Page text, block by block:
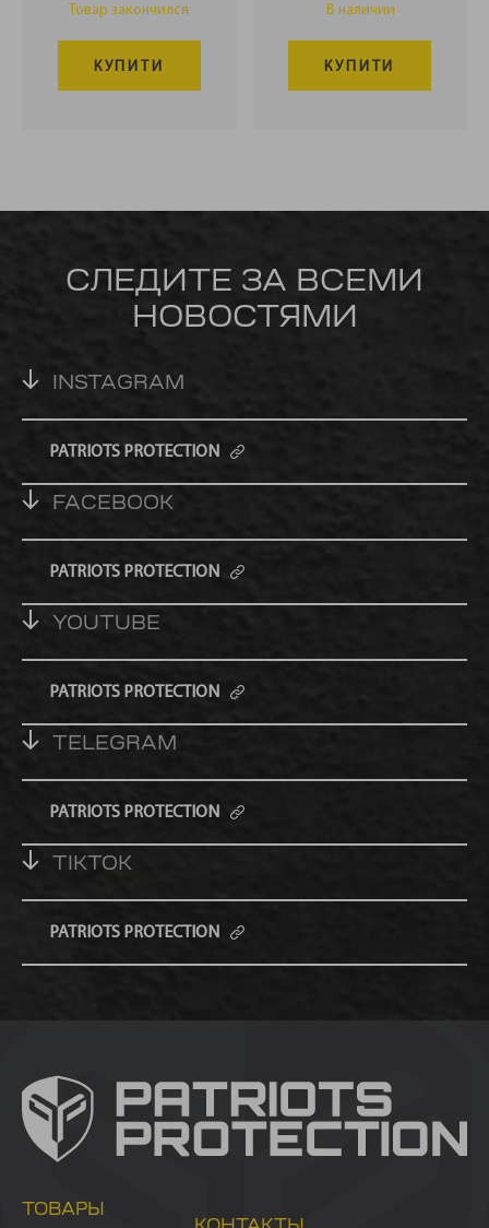
Товар закончился
КУПИТИ
В наличии
КУПИТИ
СЛЕДИТЕ ЗА ВСЕМИ
НОВОСТЯМИ
INSTAGRAM
PATRIOTS PROTECTION
FACEBOOK
PATRIOTS PROTECTION
YOUTUBE
PATRIOTS PROTECTION
TELEGRAM
PATRIOTS PROTECTION
TIKTOK
PATRIOTS PROTECTION
ТОВАРЫ